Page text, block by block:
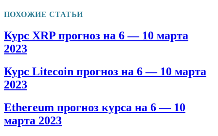
ПОХОЖИЕ СТАТЬИ
Курс XRP прогноз на 6 — 10 марта
2023
Курс Litecoin прогноз на 6 — 10 марта
2023
Ethereum прогноз курса на 6 — 10
марта 2023